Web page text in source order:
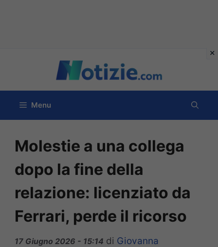
contenuto
Menu
Molestie a una collega
dopo la fine della
relazione: licenziato da
Ferrari, perde il ricorso
17 Giugno 2026 - 15:14 di Giovanna